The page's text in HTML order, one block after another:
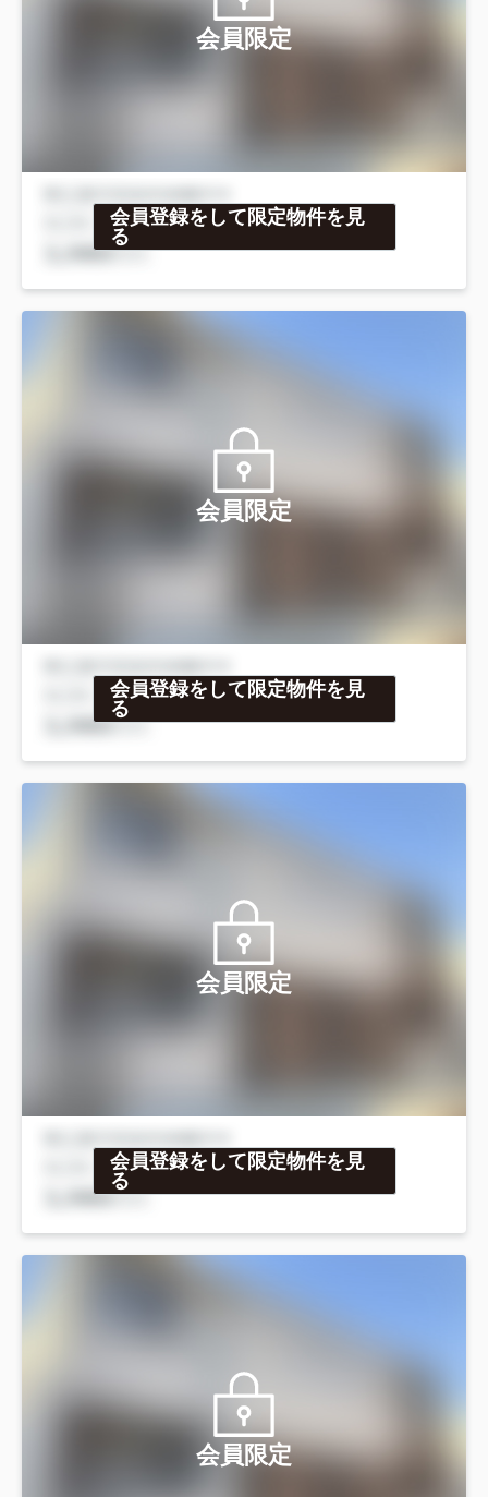
会員限定
会員登録をして限定物件を見
る
会員限定
会員登録をして限定物件を見
る
会員限定
会員登録をして限定物件を見
る
会員限定